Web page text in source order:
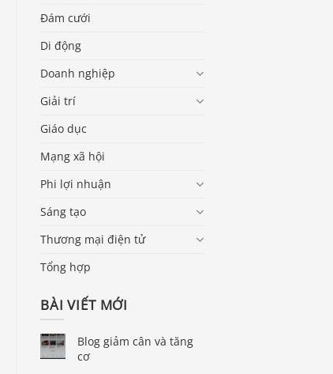
Đám cưới
Di động
Doanh nghiệp
Giải trí
Giáo dục
Mạng xã hội
Phi lợi nhuận
Sáng tạo
Thương mại điện tử
Tổng hợp
BÀI VIẾT MỚI
Blog giảm cân và tăng
cơ